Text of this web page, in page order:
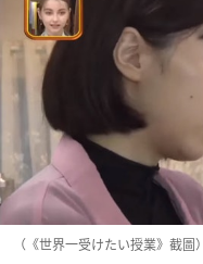
（《世界一受けたい授業》截圖）